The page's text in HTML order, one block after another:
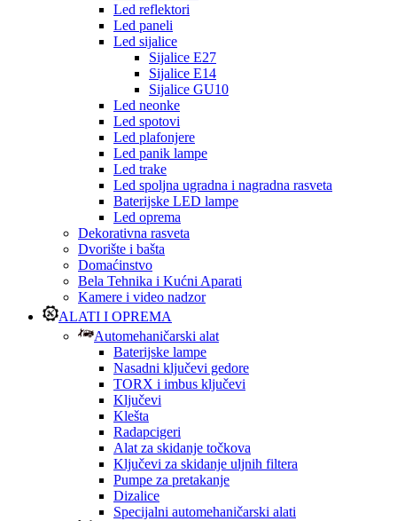
Led reflektori
Led paneli
Led sijalice
Sijalice E27
Sijalice E14
Sijalice GU10
Led neonke
Led spotovi
Led plafonjere
Led panik lampe
Led trake
Led spoljna ugradna i nagradna rasveta
Baterijske LED lampe
Led oprema
Dekorativna rasveta
Dvorište i bašta
Domaćinstvo
Bela Tehnika i Kućni Aparati
Kamere i video nadzor
ALATI I OPREMA
Automehaničarski alat
Baterijske lampe
Nasadni ključevi gedore
TORX i imbus ključevi
Ključevi
Klešta
Radapcigeri
Alat za skidanje točkova
Ključevi za skidanje uljnih filtera
Pumpe za pretakanje
Dizalice
Specijalni automehaničarski alati